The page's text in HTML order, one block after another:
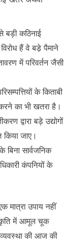
बड़ी कठिनाई
हैं वे बडे़ पैमाने
में परिवर्तन जैसी
के किताबी
का भी खतरा है।
द्वारा बड़े उद्योगों
किया जाए।
बिना सार्वजनिक
कंपनियों के
मात्रा उपाय नहीं
में आमूल चूक
की आज की